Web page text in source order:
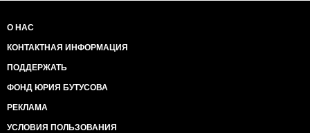
О НАС
КОНТАКТНАЯ ИНФОРМАЦИЯ
ПОДДЕРЖАТЬ
ФОНД ЮРИЯ БУТУСОВА
РЕКЛАМА
УСЛОВИЯ ПОЛЬЗОВАНИЯ